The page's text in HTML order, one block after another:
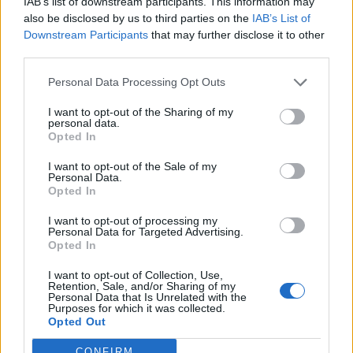
also be disclosed by us to third parties on the IAB’s List of
Downstream Participants that may further disclose it to other
Personal Data Processing Opt Outs
I want to opt-out of the Sharing of my
personal data.
Opted In
I want to opt-out of the Sale of my
Personal Data.
Opted In
I want to opt-out of processing my
Personal Data for Targeted Advertising.
Opted In
I want to opt-out of Collection, Use,
Retention, Sale, and/or Sharing of my
Personal Data that Is Unrelated with the
Purposes for which it was collected.
Opted Out
Fourlis: Συμφωνία για την
πώληση συμμετοχής στο Sofia
South Ring Mall έναντι 49,35
ΣΚΑΪ: Ολοκληρώθηκε η θητεία
του Γρηγόρη Δημητριάδη - Ο
στη θέση του CEO
Media: Με ενίσχυση 8 εκατ. ευρώ σε 451 επιχειρήσεις ξεκίνησε το
πρόγραμμα στήριξης- Κάλυψη εισφορών ΕΔΟΕΑΠ
Η Toyota φέρνει νέα γενιά
μπαταριών για τα υβριδικά της
Σε κινεζική… πολιορκία η
αυτοκινητοβιομηχανία
Νέο Audi A2 e-tron με στόχο την κορυφή της αποδοτικότητας